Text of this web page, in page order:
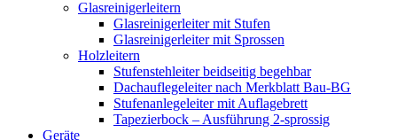
Glasreinigerleitern
Glasreinigerleiter mit Stufen
Glasreinigerleiter mit Sprossen
Holzleitern
Stufenstehleiter beidseitig begehbar
Dachauflegeleiter nach Merkblatt Bau-BG
Stufenanlegeleiter mit Auflagebrett
Tapezierbock – Ausführung 2-sprossig
Geräte